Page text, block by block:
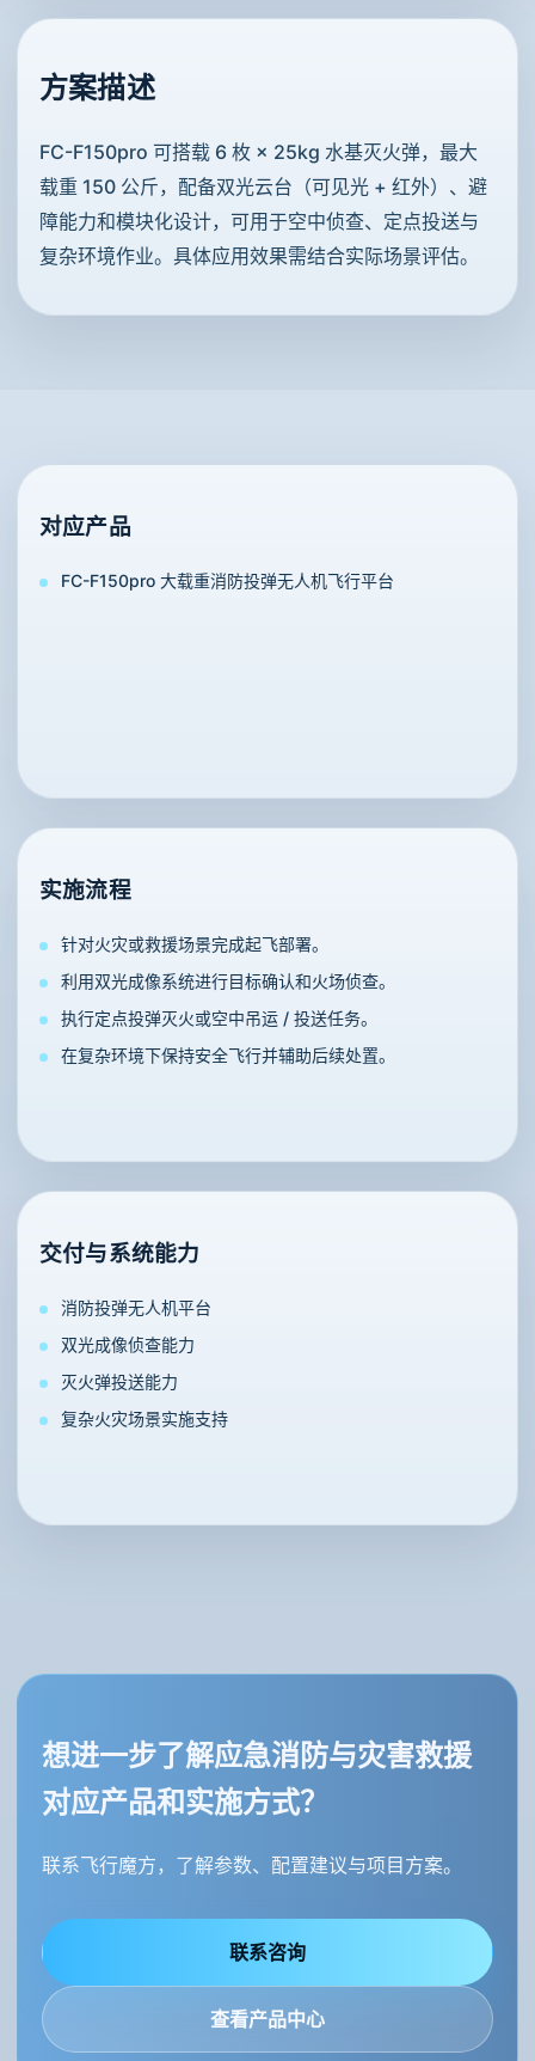
方案描述
FC-F150pro 可搭载 6 枚 × 25kg 水基灭火弹，最大
载重 150 公斤，配备双光云台（可见光 + 红外）、避
障能力和模块化设计，可用于空中侦查、定点投送与
复杂环境作业。具体应用效果需结合实际场景评估。
对应产品
FC-F150pro 大载重消防投弹无人机飞行平台
实施流程
针对火灾或救援场景完成起飞部署。
利用双光成像系统进行目标确认和火场侦查。
执行定点投弹灭火或空中吊运 / 投送任务。
在复杂环境下保持安全飞行并辅助后续处置。
交付与系统能力
消防投弹无人机平台
双光成像侦查能力
灭火弹投送能力
复杂火灾场景实施支持
想进一步了解应急消防与灾害救援
对应产品和实施方式？
联系飞行魔方，了解参数、配置建议与项目方案。
联系咨询
查看产品中心